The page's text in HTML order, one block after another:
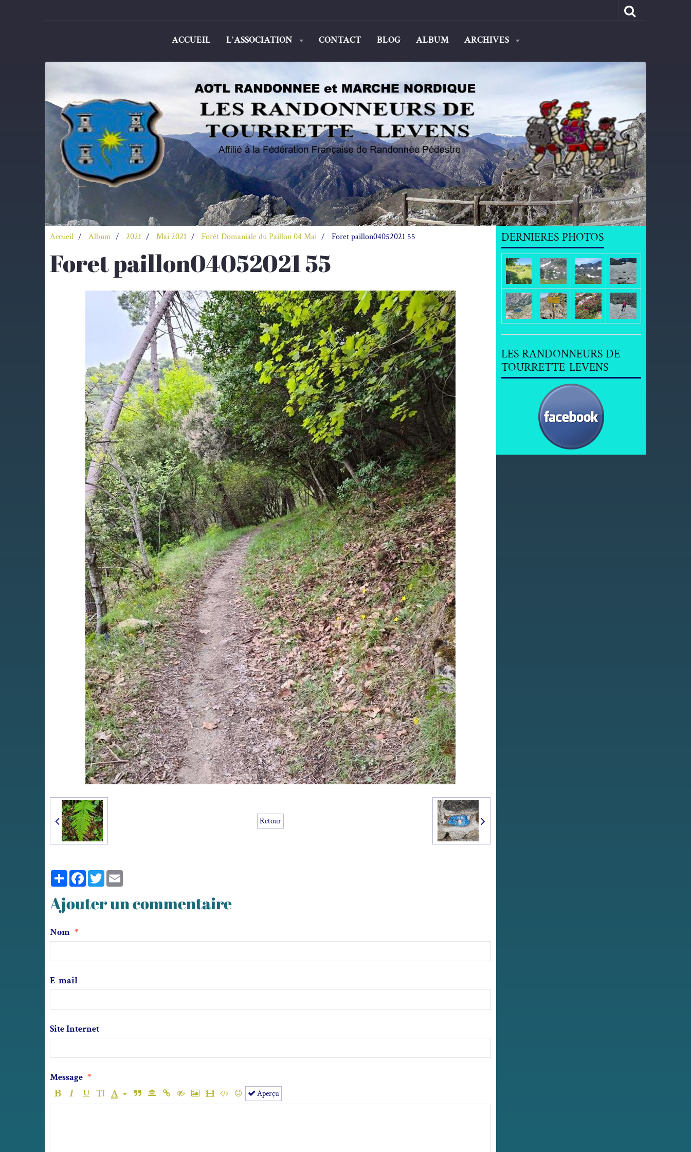
ACCUEIL L'ASSOCIATION CONTACT BLOG ALBUM ARCHIVES
Accueil Album 2021 Mai 2021 Forêt Domaniale du Paillon 04 Mai Foret paillon04052021 55
Foret paillon04052021 55
Retour
PartagerFacebook
Twitter
Ajouter un commentaire
Nom
E-mail
Site Internet
Message
Aperçu
DERNIERES PHOTOS
LES RANDONNEURS DE
TOURRETTE-LEVENS